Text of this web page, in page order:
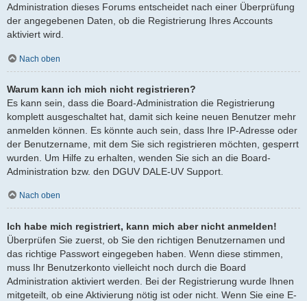
Administration dieses Forums entscheidet nach einer Überprüfung
der angegebenen Daten, ob die Registrierung Ihres Accounts
aktiviert wird.
Nach oben
Warum kann ich mich nicht registrieren?
Es kann sein, dass die Board-Administration die Registrierung
komplett ausgeschaltet hat, damit sich keine neuen Benutzer mehr
anmelden können. Es könnte auch sein, dass Ihre IP-Adresse oder
der Benutzername, mit dem Sie sich registrieren möchten, gesperrt
wurden. Um Hilfe zu erhalten, wenden Sie sich an die Board-
Administration bzw. den DGUV DALE-UV Support.
Nach oben
Ich habe mich registriert, kann mich aber nicht anmelden!
Überprüfen Sie zuerst, ob Sie den richtigen Benutzernamen und
das richtige Passwort eingegeben haben. Wenn diese stimmen,
muss Ihr Benutzerkonto vielleicht noch durch die Board
Administration aktiviert werden. Bei der Registrierung wurde Ihnen
mitgeteilt, ob eine Aktivierung nötig ist oder nicht. Wenn Sie eine E-